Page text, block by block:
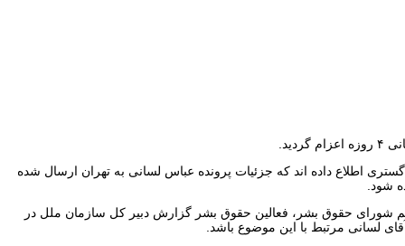
مسئولین دفتر مدیر کل دادگستری اطلاع داده اند که جزئیات پرونده عباس لسانی به تهران ارسال شده
شود.
نموده بود که از ۱۲ ژوئن (۲۲ خرداد) تا ۹ جولای (جمعه ۱۸ تیر) ۲۰۲۱ طی اجلاس چهل و هفتم شورای حقوق بشر، فعالین حقوق بشر گزارش دبیر کل سازمان ملل در
لسانی مرتبط با این موضوع باشد.